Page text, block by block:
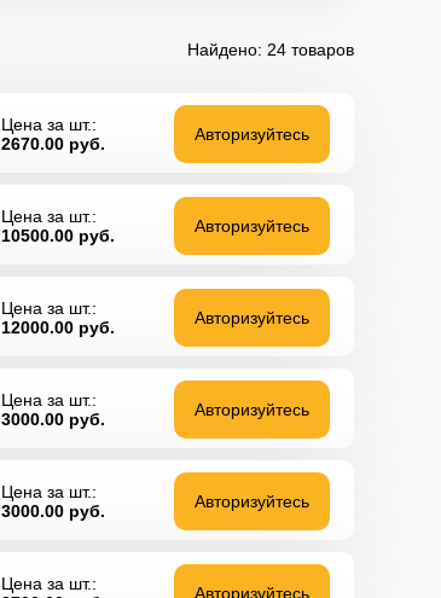
Найдено: 24 товаров
Цена за шт.:
2670.00 руб. Авторизуйтесь
Цена за шт.:
10500.00 руб. Авторизуйтесь
Цена за шт.:
12000.00 руб. Авторизуйтесь
Цена за шт.:
3000.00 руб. Авторизуйтесь
Цена за шт.:
3000.00 руб. Авторизуйтесь
Цена за шт.:
Авторизуйтесь